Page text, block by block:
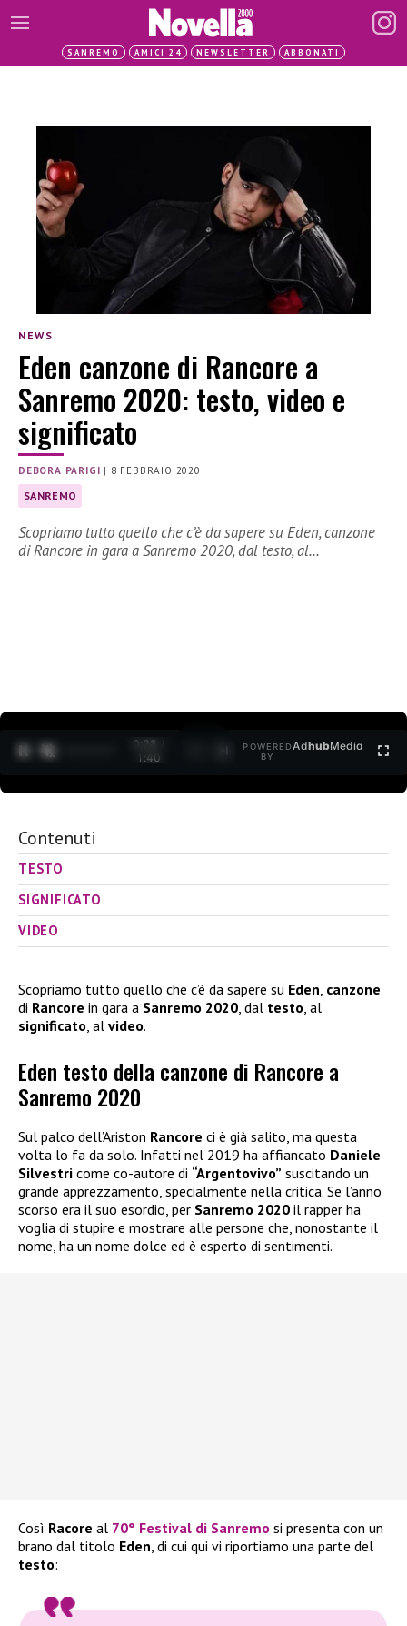
SANREMO AMICI 24 NEWSLETTER ABBONATI
NEWS
Eden canzone di Rancore a
Sanremo 2020: testo, video e
significato
DEBORA PARIGI | 8 FEBBRAIO 2020
SANREMO
Scopriamo tutto quello che c’è da sapere su Eden, canzone
di Rancore in gara a Sanremo 2020, dal testo, al…
0:29 /
1:40
POWERED
BY
AdhubMedia
Contenuti
TESTO
SIGNIFICATO
VIDEO
Scopriamo tutto quello che c’è da sapere su Eden, canzone
di Rancore in gara a Sanremo 2020, dal testo, al
significato, al video.
Eden testo della canzone di Rancore a
Sanremo 2020
Sul palco dell’Ariston Rancore ci è già salito, ma questa
volta lo fa da solo. Infatti nel 2019 ha affiancato Daniele
Silvestri come co-autore di “Argentovivo” suscitando un
grande apprezzamento, specialmente nella critica. Se l’anno
scorso era il suo esordio, per Sanremo 2020 il rapper ha
voglia di stupire e mostrare alle persone che, nonostante il
nome, ha un nome dolce ed è esperto di sentimenti.
Così Racore al 70° Festival di Sanremo si presenta con un
brano dal titolo Eden, di cui qui vi riportiamo una parte del
testo: